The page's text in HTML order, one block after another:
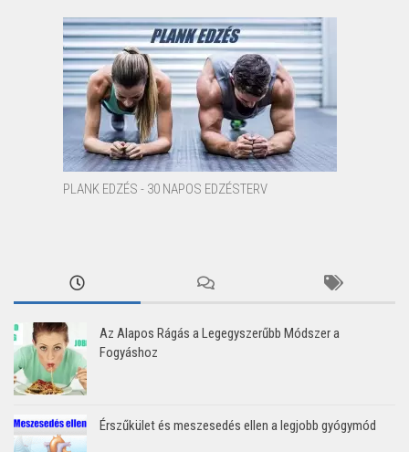
PLANK EDZÉS - 30 NAPOS EDZÉSTERV
Az Alapos Rágás a Legegyszerűbb Módszer a
Fogyáshoz
Érszűkület és meszesedés ellen a legjobb gyógymód